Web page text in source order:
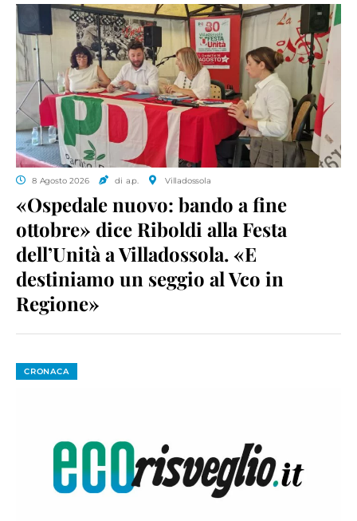
8 Agosto 2026 di a.p. Villadossola
«Ospedale nuovo: bando a fine
ottobre» dice Riboldi alla Festa
dell’Unità a Villadossola. «E
destiniamo un seggio al Vco in
Regione»
CRONACA